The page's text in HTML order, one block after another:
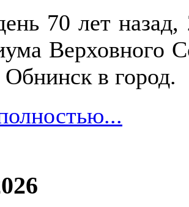
70 лет
Верховного
Обнинск в город.